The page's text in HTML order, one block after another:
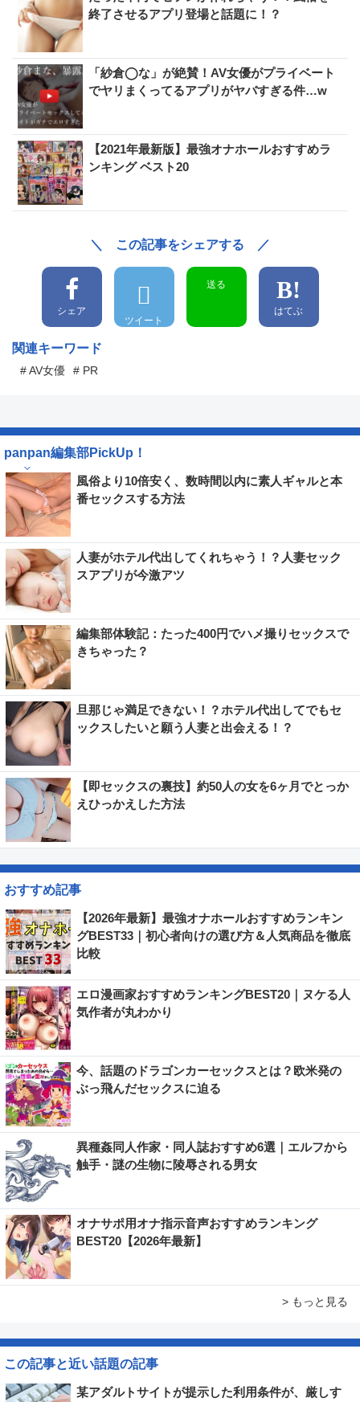
終了させるアプリ登場と話題に！？
「紗倉◯な」が絶賛！AV女優がプライベート
でヤリまくってるアプリがヤバすぎる件…w
【2021年最新版】最強オナホールおすすめラ
ンキング ベスト20
＼ この記事をシェアする ／
シェア
ツイート
送る
はてぶ
関連キーワード
# AV女優 # PR
panpan編集部PickUp！
風俗より10倍安く、数時間以内に素人ギャルと本
番セックスする方法
人妻がホテル代出してくれちゃう！？人妻セック
スアプリが今激アツ
編集部体験記：たった400円でハメ撮りセックスで
きちゃった？
旦那じゃ満足できない！？ホテル代出してでもセ
ックスしたいと願う人妻と出会える！？
【即セックスの裏技】約50人の女を6ヶ月でとっか
えひっかえした方法
おすすめ記事
【2026年最新】最強オナホールおすすめランキン
グBEST33｜初心者向けの選び方＆人気商品を徹底
比較
エロ漫画家おすすめランキングBEST20｜ヌケる人
気作者が丸わかり
今、話題のドラゴンカーセックスとは？欧米発の
ぶっ飛んだセックスに迫る
異種姦同人作家・同人誌おすすめ6選｜エルフから
触手・謎の生物に陵辱される男女
オナサポ用オナ指示音声おすすめランキング
BEST20【2026年最新】
> もっと見る
この記事と近い話題の記事
某アダルトサイトが提示した利用条件が、厳しす